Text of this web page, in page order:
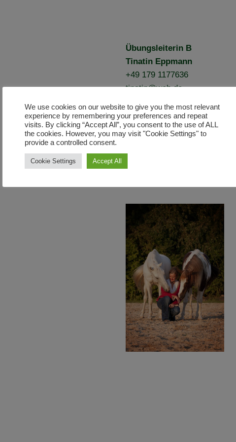
Übungsleiterin B
Tinatin Eppmann
+49 179 1177636
tinatin@web.de
Darf ausbilden:
VFD Pferde- / Muli- /
VFD Bodenarbeit
VFD Longieren I
We use cookies on our website to give you the most relevant
experience by remembering your preferences and repeat
visits. By clicking “Accept All”, you consent to the use of ALL
the cookies. However, you may visit "Cookie Settings" to
provide a controlled consent.
Cookie Settings Accept All